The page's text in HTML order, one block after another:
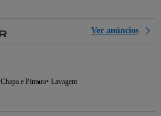
Ver anúncios
Chapa e Pintura Lavagem